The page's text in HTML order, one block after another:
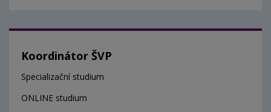
Koordinátor ŠVP
Specializační studium
ONLINE studium